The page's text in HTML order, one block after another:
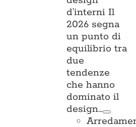
d’interni Il
2026 segna
un punto di
equilibrio tra
due
tendenze
che hanno
dominato il
design…